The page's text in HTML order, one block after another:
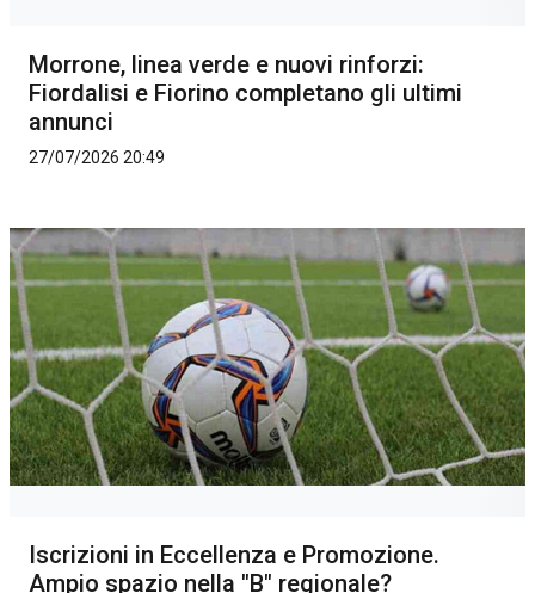
Morrone, linea verde e nuovi rinforzi:
Fiordalisi e Fiorino completano gli ultimi
annunci
27/07/2026 20:49
Iscrizioni in Eccellenza e Promozione.
Ampio spazio nella "B" regionale?